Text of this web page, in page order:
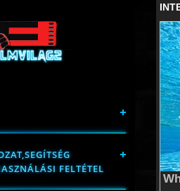
FELTÉTEL